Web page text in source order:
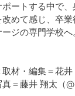
ポートする中で
改めて感じ、卒
ジの専門学校へ
取材・編集＝花
真＝藤井 翔太（